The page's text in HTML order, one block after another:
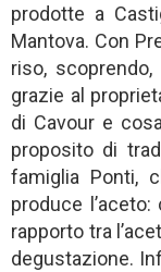
prodotte a
Mantova. Con
riso,
grazie al
di Cavour e
proposito di
famiglia Ponti,
produce
rapporto tra
degustazione.